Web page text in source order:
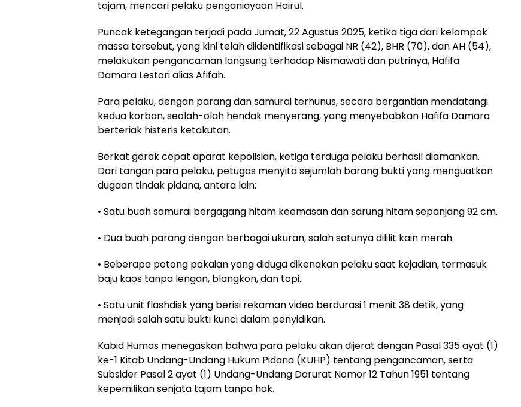
tajam, mencari pelaku penganiayaan Hairul.
Puncak ketegangan terjadi pada Jumat, 22 Agustus 2025, ketika tiga dari kelompok
massa tersebut, yang kini telah diidentifikasi sebagai NR (42), BHR (70), dan AH (54),
melakukan pengancaman langsung terhadap Nismawati dan putrinya, Hafifa
Damara Lestari alias Afifah.
Para pelaku, dengan parang dan samurai terhunus, secara bergantian mendatangi
kedua korban, seolah-olah hendak menyerang, yang menyebabkan Hafifa Damara
berteriak histeris ketakutan.
Berkat gerak cepat aparat kepolisian, ketiga terduga pelaku berhasil diamankan.
Dari tangan para pelaku, petugas menyita sejumlah barang bukti yang menguatkan
dugaan tindak pidana, antara lain:
• Satu buah samurai bergagang hitam keemasan dan sarung hitam sepanjang 92 cm.
• Dua buah parang dengan berbagai ukuran, salah satunya dililit kain merah.
• Beberapa potong pakaian yang diduga dikenakan pelaku saat kejadian, termasuk
baju kaos tanpa lengan, blangkon, dan topi.
• Satu unit flashdisk yang berisi rekaman video berdurasi 1 menit 38 detik, yang
menjadi salah satu bukti kunci dalam penyidikan.
Kabid Humas menegaskan bahwa para pelaku akan dijerat dengan Pasal 335 ayat (1)
ke-1 Kitab Undang-Undang Hukum Pidana (KUHP) tentang pengancaman, serta
Subsider Pasal 2 ayat (1) Undang-Undang Darurat Nomor 12 Tahun 1951 tentang
kepemilikan senjata tajam tanpa hak.